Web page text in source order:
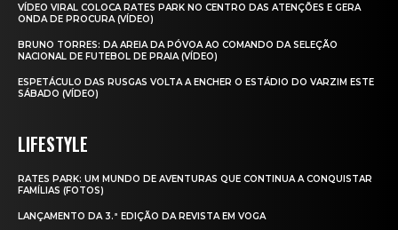
VÍDEO VIRAL COLOCA RATES PARK NO CENTRO DAS ATENÇÕES E GERA
ONDA DE PROCURA (VÍDEO)
BRUNO TORRES: DA AREIA DA PÓVOA AO COMANDO DA SELEÇÃO
NACIONAL DE FUTEBOL DE PRAIA (VÍDEO)
ESPETÁCULO DAS RUSGAS VOLTA A ENCHER O ESTÁDIO DO VARZIM ESTE
SÁBADO (VÍDEO)
LIFESTYLE
RATES PARK: UM MUNDO DE AVENTURAS QUE CONTINUA A CONQUISTAR
FAMÍLIAS (FOTOS)
LANÇAMENTO DA 3.ª EDIÇÃO DA REVISTA EM VOGA